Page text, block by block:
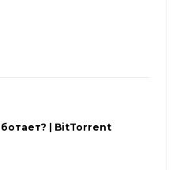
| BitTorrent